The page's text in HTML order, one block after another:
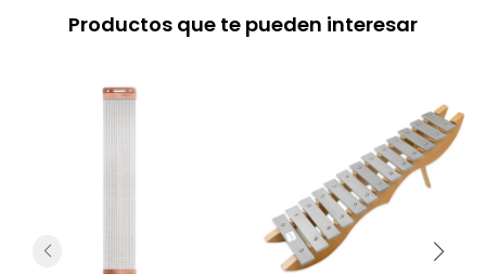
Productos que te pueden interesar